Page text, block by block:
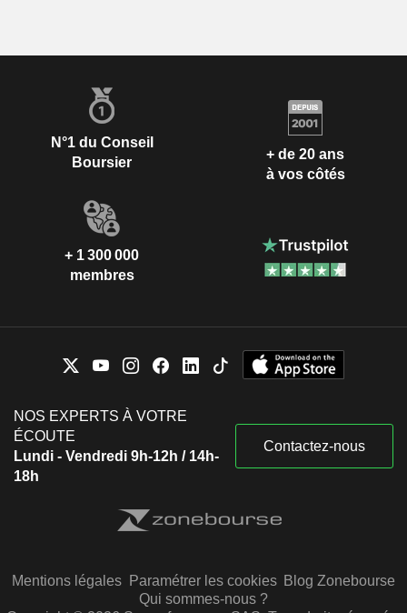
N°1 du Conseil
Boursier
+ de 20 ans
à vos côtés
+ 1 300 000
membres
NOS EXPERTS À VOTRE
ÉCOUTE
Lundi - Vendredi 9h-12h / 14h-
18h
Contactez-nous
Mentions légales Paramétrer les cookies Blog Zonebourse
Qui sommes-nous ?